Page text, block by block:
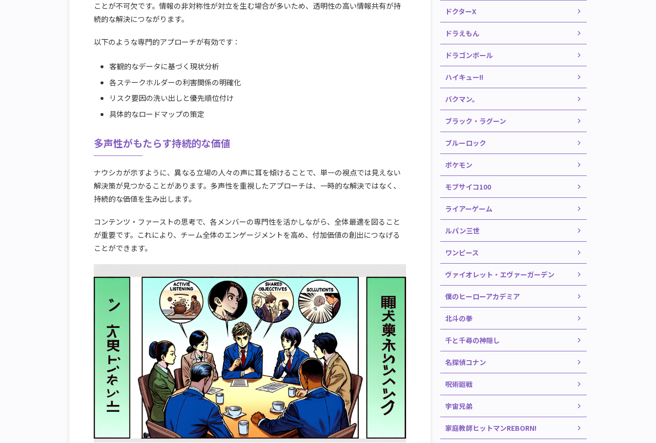
ことが不可欠です。情報の非対称性が対立を生む場合が多いため、透明性の高い情報共有が持
続的な解決につながります。
以下のような専門的アプローチが有効です：
客観的なデータに基づく現状分析
各ステークホルダーの利害関係の明確化
リスク要因の洗い出しと優先順位付け
具体的なロードマップの策定
多声性がもたらす持続的な価値
ナウシカが示すように、異なる立場の人々の声に耳を傾けることで、単一の視点では見えない
解決策が見つかることがあります。多声性を重視したアプローチは、一時的な解決ではなく、
持続的な価値を生み出します。
コンテンツ・ファーストの思考で、各メンバーの専門性を活かしながら、全体最適を図ること
が重要です。これにより、チーム全体のエンゲージメントを高め、付加価値の創出につなげる
ことができます。
ドクターX
ドラえもん
ドラゴンボール
ハイキュー!!
バクマン。
ブラック・ラグーン
ブルーロック
ポケモン
モブサイコ100
ライアーゲーム
ルパン三世
ワンピース
ヴァイオレット・エヴァーガーデン
僕のヒーローアカデミア
北斗の拳
千と千尋の神隠し
名探偵コナン
呪術廻戦
宇宙兄弟
家庭教師ヒットマンREBORN!